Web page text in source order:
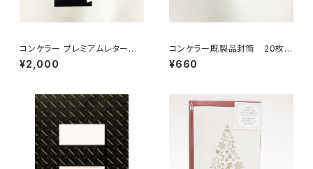
コンケラー プレミアムレターセッ
ト【レイド】
¥2,000
コンケラー既製品封筒 20枚入
り【DLサイズ】
¥660